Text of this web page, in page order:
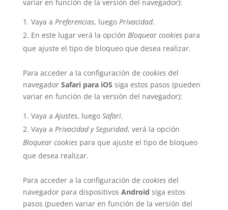
variar en función de la versión del navegador):
Vaya a Preferencias, luego Privacidad.
En este lugar verá la opción Bloquear cookiespara
que ajuste el tipo de bloqueo que desea realizar.
Para acceder a la configuración de cookiesdel
navegador Safari para iOS siga estos pasos (pueden
variar en función de la versión del navegador):
Vaya aAjustes, luego Safari.
Vaya a Privacidad y Seguridad, verá la opción
Bloquear cookiespara que ajuste el tipo de bloqueo
que desea realizar.
Para acceder a la configuración de cookiesdel
navegador para dispositivos Android siga estos
pasos (pueden variar en función de la versión del